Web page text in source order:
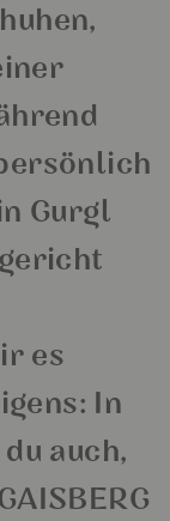
Gurgl
es
In
auch,